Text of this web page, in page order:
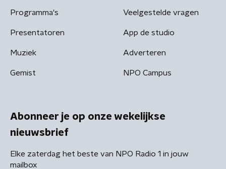
Programma's
Presentatoren
Muziek
Gemist
Veelgestelde vragen
App de studio
Adverteren
NPO Campus
Abonneer je op onze wekelijkse
nieuwsbrief
Elke zaterdag het beste van NPO Radio 1 in jouw
mailbox